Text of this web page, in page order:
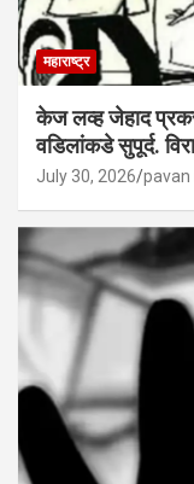
महाराष्ट्र
केज लव्ह जेहाद
वडिलांकडे सुपूर्द.
July 30, 2026